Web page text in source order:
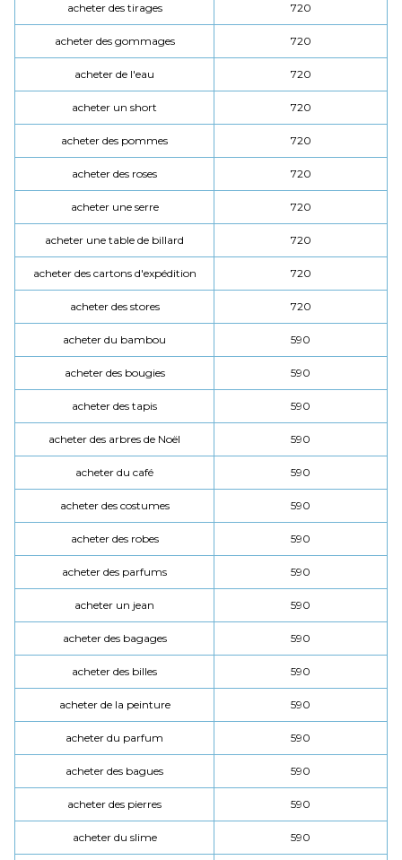
acheter des tirages 720
acheter des gommages 720
acheter de l'eau 720
acheter un short 720
acheter des pommes 720
acheter des roses 720
acheter une serre 720
acheter une table de billard 720
acheter des cartons d'expédition 720
acheter des stores 720
acheter du bambou 590
acheter des bougies 590
acheter des tapis 590
acheter des arbres de Noël 590
acheter du café 590
acheter des costumes 590
acheter des robes 590
acheter des parfums 590
acheter un jean 590
acheter des bagages 590
acheter des billes 590
acheter de la peinture 590
acheter du parfum 590
acheter des bagues 590
acheter des pierres 590
acheter du slime 590